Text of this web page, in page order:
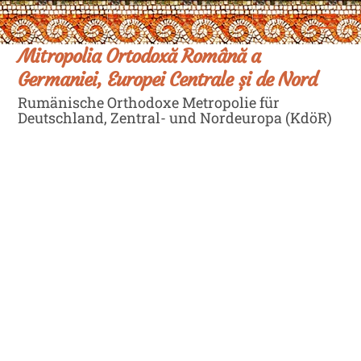
Skip
to
content
Mitropolia Ortodoxă Română a
Germaniei, Europei Centrale și de Nord
Rumänische Orthodoxe Metropolie für
Deutschland, Zentral- und Nordeuropa (KdöR)